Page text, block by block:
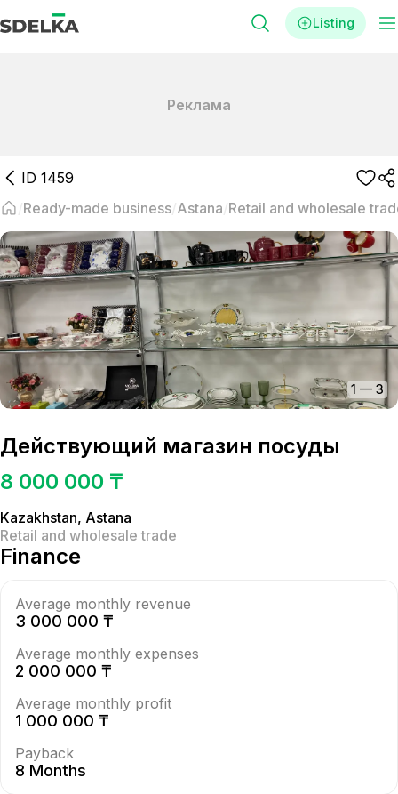
Listing
Реклама
ID 1459
Ready-made business Astana Retail and wholesale
1 — 3
Действующий магазин посуды
8 000 000 ₸
Kazakhstan, Astana
Retail and wholesale trade
Finance
Average monthly revenue
3 000 000 ₸
Average monthly expenses
2 000 000 ₸
Average monthly profit
1 000 000 ₸
Payback
8 Months